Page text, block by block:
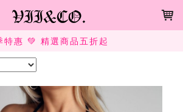
特惠 💚 精選商品五折起